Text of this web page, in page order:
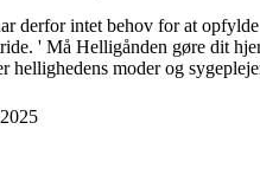
derfor intet behov for at
' Må Helligånden gøre dit
moder og